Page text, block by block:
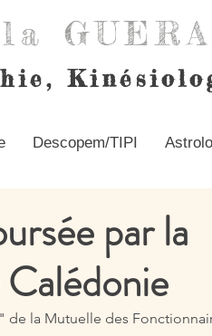
Descopem/TIPI
par la
la Mutuelle des